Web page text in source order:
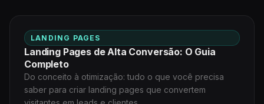
LANDING PAGES
Landing Pages de Alta Conversão: O Guia
Completo
Do conceito à otimização: tudo o que você precisa
saber para criar landing pages que convertem